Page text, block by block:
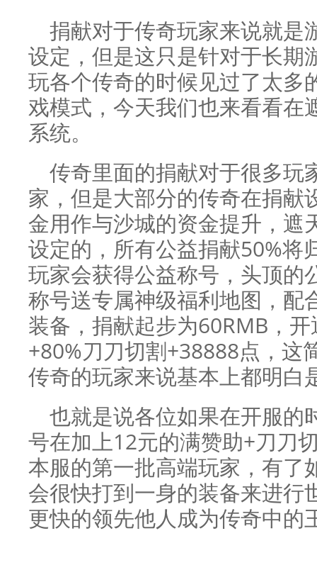
捐献对于传奇玩家来说就是
设定，但是这只是针对于长期
玩各个传奇的时候见过了太多
戏模式，今天我们也来看看在
系统。
传奇里面的捐献对于很多玩
家，但是大部分的传奇在捐献
金用作与沙城的资金提升，遮
设定的，所有公益捐献50%将
玩家会获得公益称号，头顶的
称号送专属神级福利地图，配
装备，捐献起步为60RMB，
+80%刀刀切割+38888点，这
传奇的玩家来说基本上都明白
也就是说各位如果在开服的
号在加上12元的满赞助+刀刀
本服的第一批高端玩家，有了
会很快打到一身的装备来进行
更快的领先他人成为传奇中的